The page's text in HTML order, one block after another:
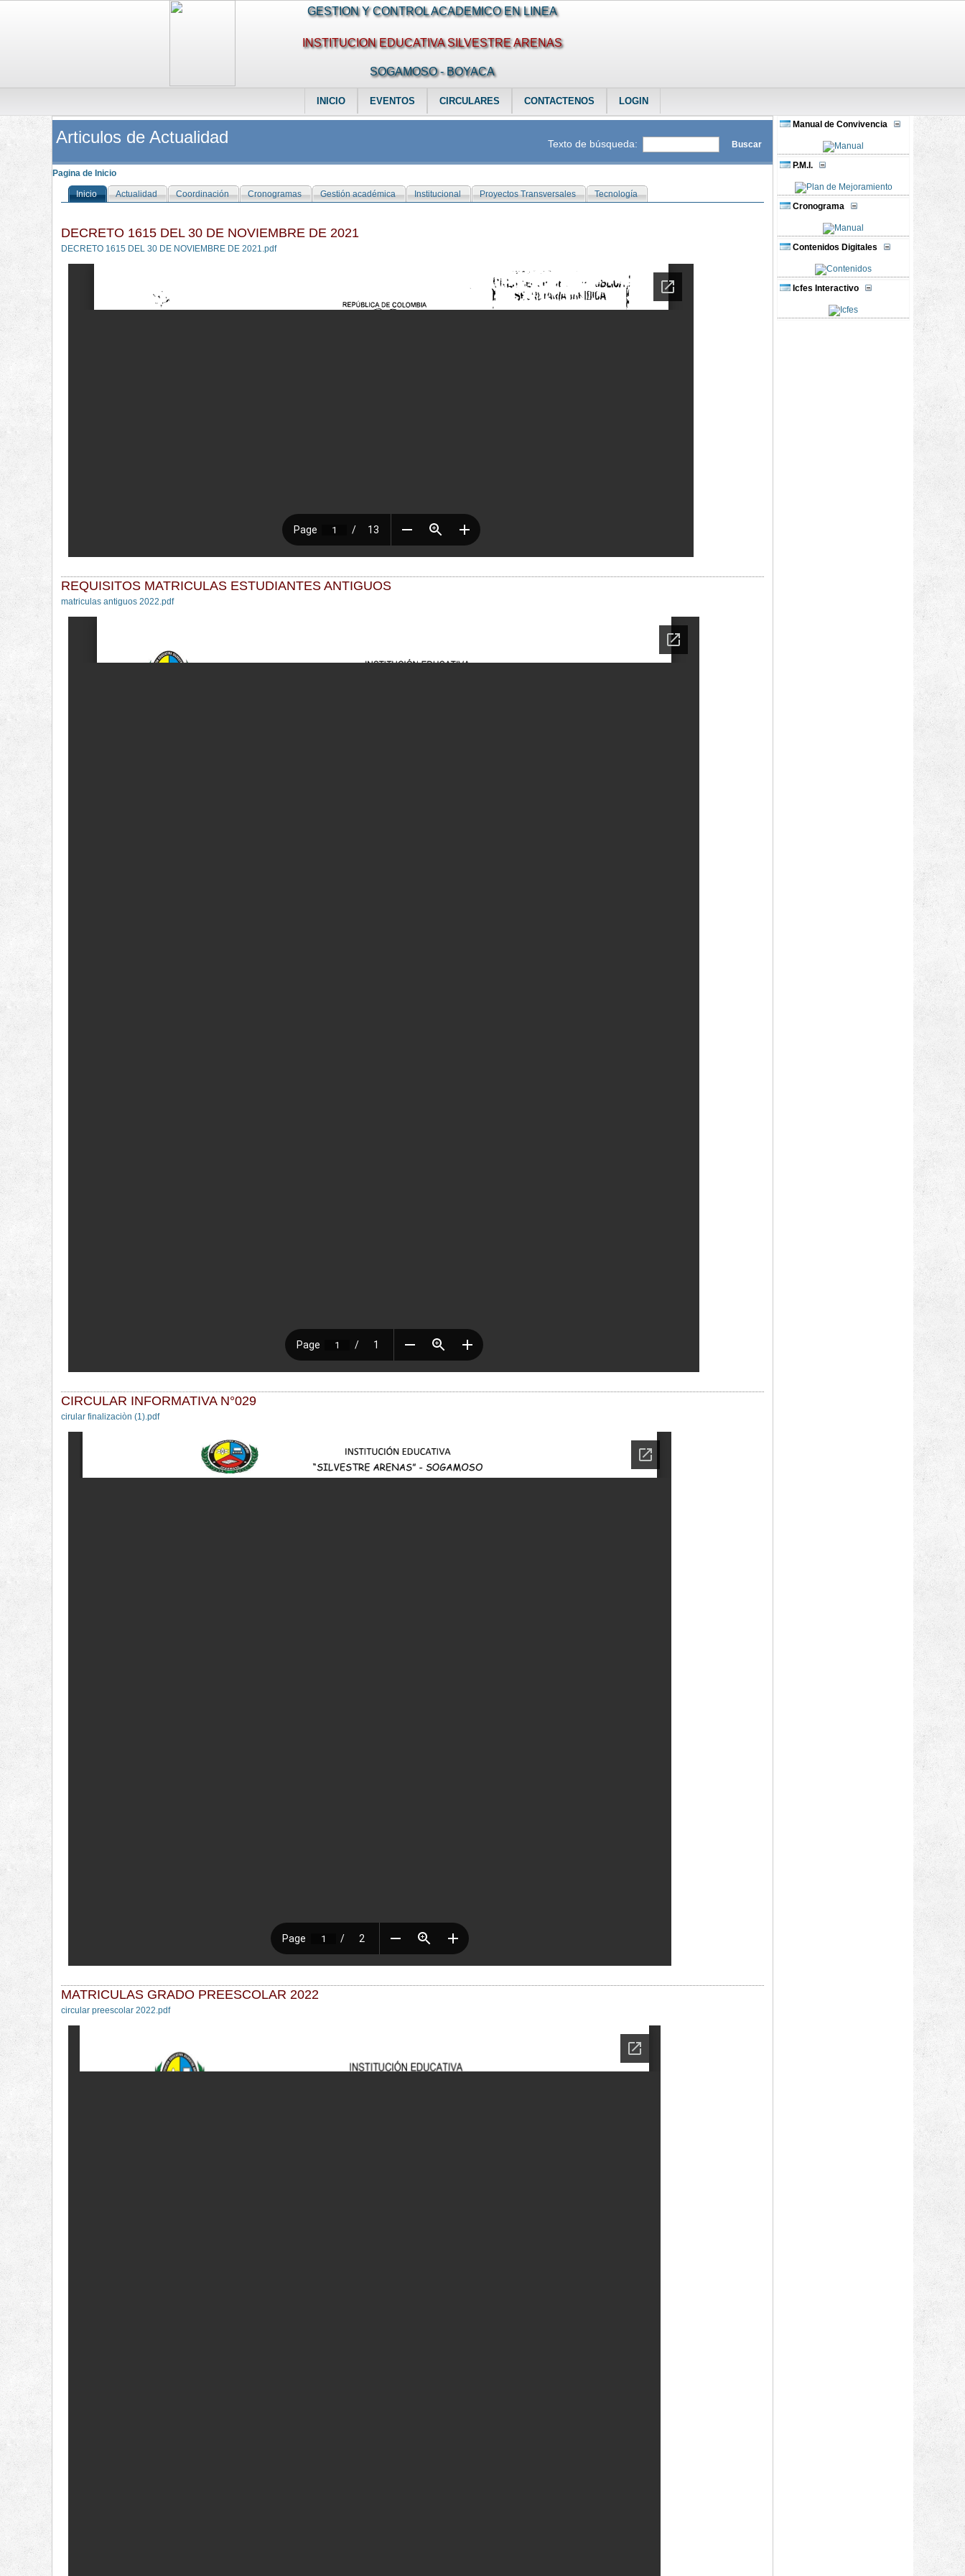
GESTION Y CONTROL ACADEMICO EN LINEA
INSTITUCION EDUCATIVA SILVESTRE ARENAS
SOGAMOSO - BOYACA
INICIO EVENTOS CIRCULARES CONTACTENOS LOGIN
Manual de Convivencia
P.M.I.
Cronograma
Contenidos Digitales
Icfes Interactivo
Articulos de Actualidad Texto de búsqueda:
Pagina de Inicio
Inicio Actualidad Coordinación Cronogramas Gestión académica Institucional Proyectos Transversales Tecnología
DECRETO 1615 DEL 30 DE NOVIEMBRE DE 2021
DECRETO 1615 DEL 30 DE NOVIEMBRE DE 2021.pdf
REQUISITOS MATRICULAS ESTUDIANTES ANTIGUOS
matriculas antiguos 2022.pdf
CIRCULAR INFORMATIVA N°029
cirular finalizaciòn (1).pdf
MATRICULAS GRADO PREESCOLAR 2022
circular preescolar 2022.pdf